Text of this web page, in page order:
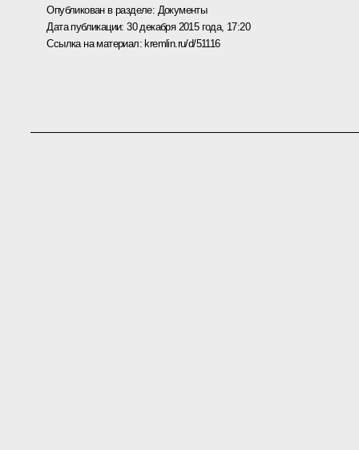
Опубликован в разделе: Документы
Дата публикации:30 декабря 2015 года, 17:20
Ссылка на материал: kremlin.ru/d/51116